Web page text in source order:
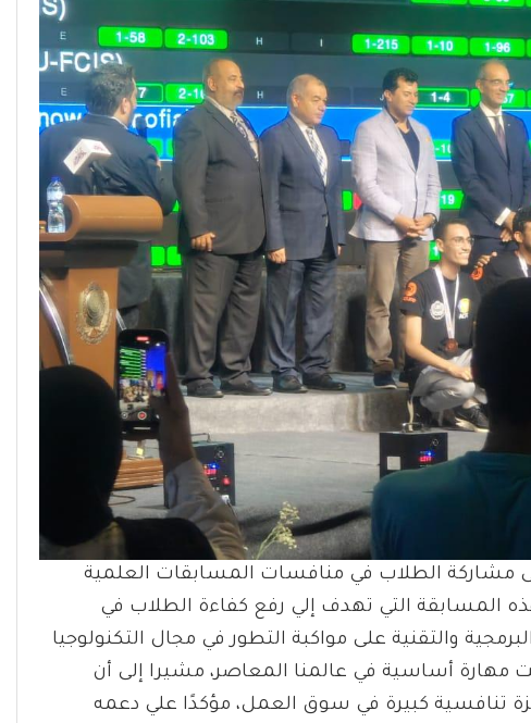
مشاركة الطلاب في منافسات المسابقات العلمية
هذه المسابقة التي تهدف إلي رفع كفاءة الطلاب في
والتقنية على مواكبة التطور في مجال التكنولوجيا
مهارة أساسية في عالمنا المعاصر، مشيرا إلى أن
تنافسية كبيرة في سوق العمل، مؤكدًا علي دعمه